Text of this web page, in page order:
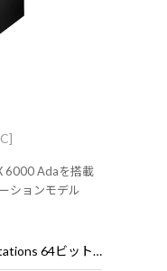
6000 Adaを搭載
ションモデル
Windows 11 Pro for Workstations 64ビット (DSP)